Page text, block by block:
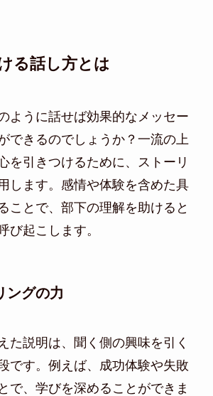
る話し方とは
ように話せば効果的なメッセー
できるのでしょうか？一流の上
を引きつけるために、ストーリ
します。感情や体験を含めた具
ことで、部下の理解を助けると
び起こします。
ングの力
た説明は、聞く側の興味を引く
です。例えば、成功体験や失敗
で、学びを深めることができま